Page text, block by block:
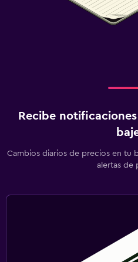
Recibe
Cambios diarios de precios en tu
alertas de